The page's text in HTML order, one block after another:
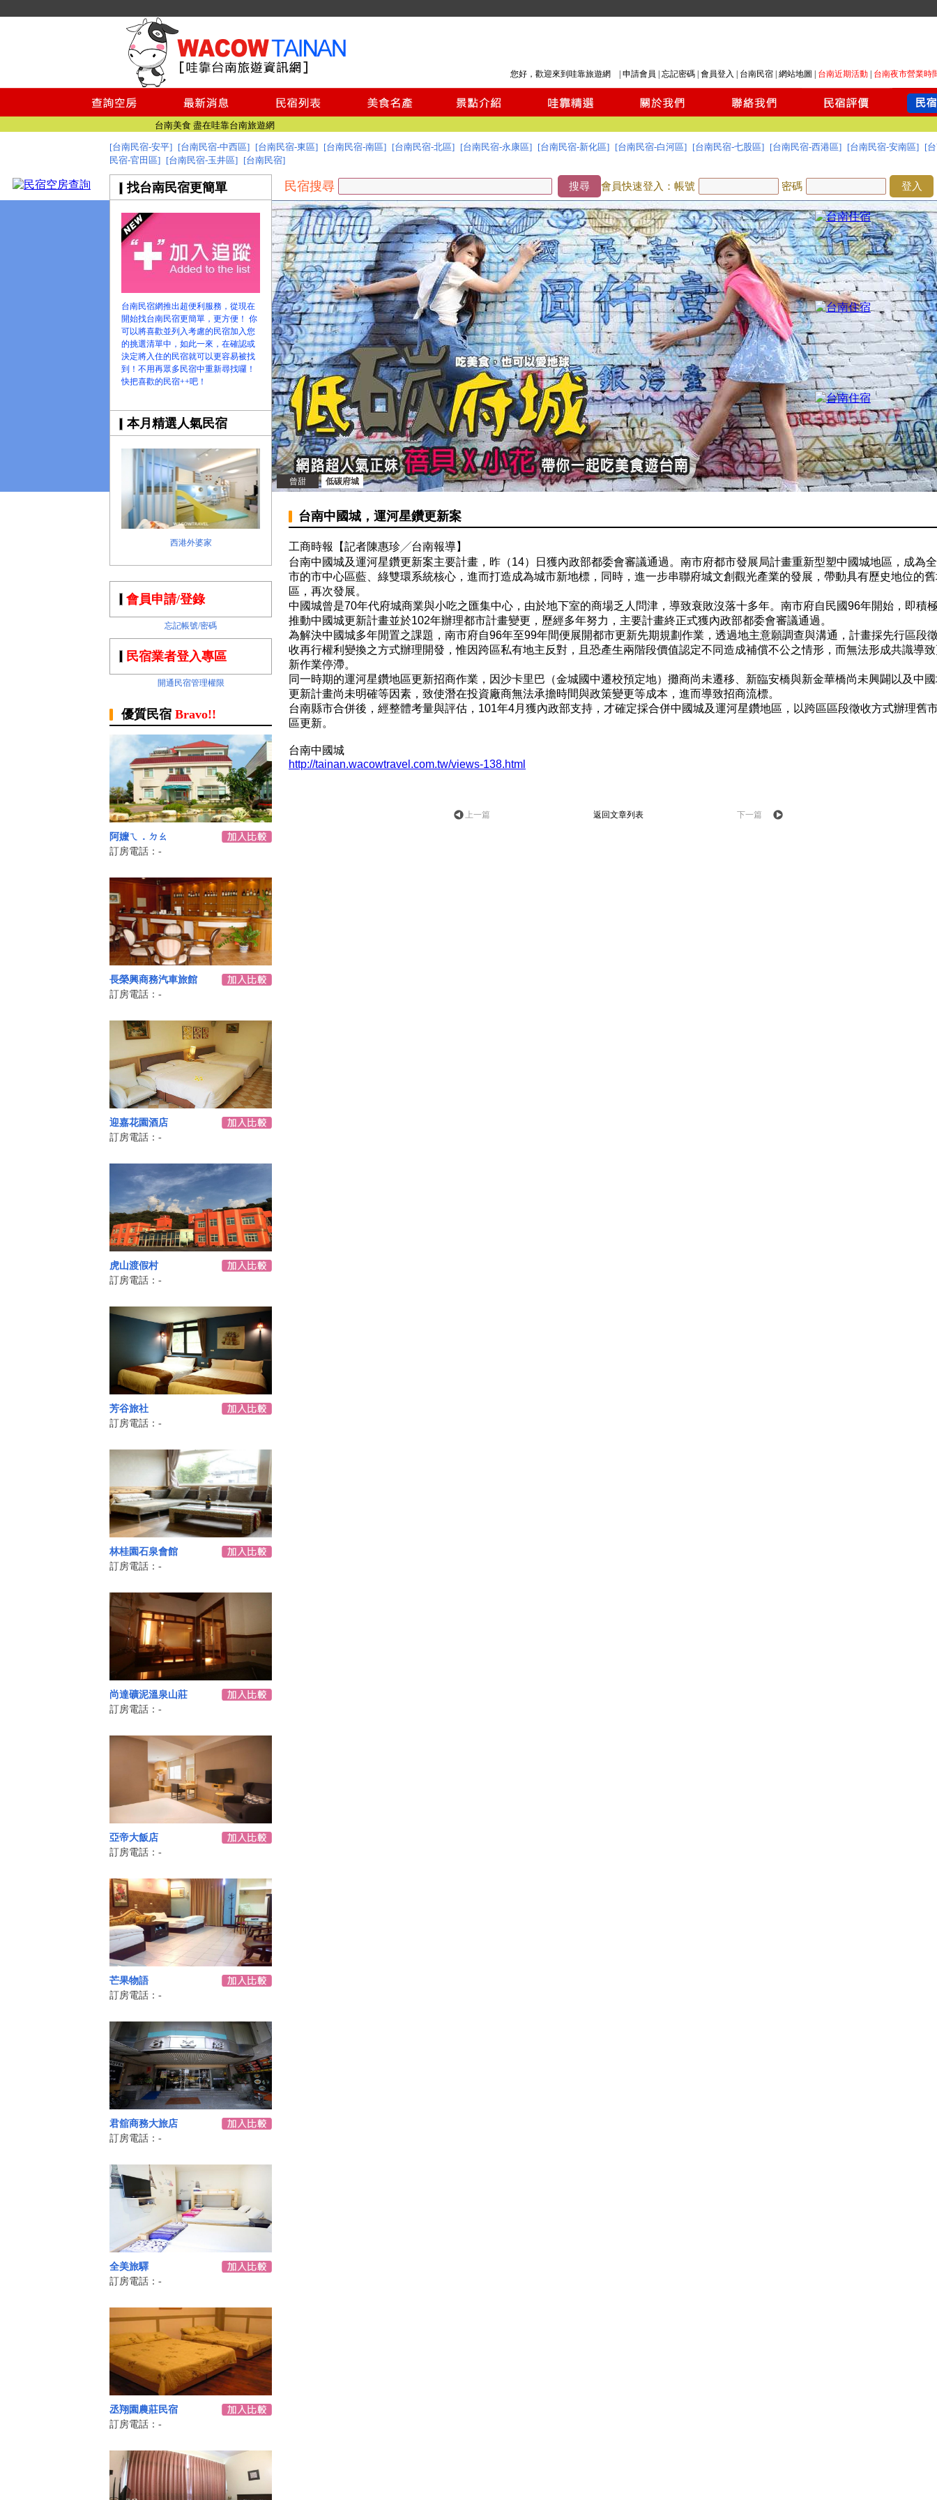
您好，歡迎來到哇靠旅遊網 | 申請會員 忘記密碼 會員登入 台南民宿 網站地圖 台南近期活動 台南夜市營業時
台南民宿
台南美食 盡在哇靠台南旅遊網
找台南民宿 就到哇靠台南民宿旅遊資訊網
台南旅遊網全新登場!
台南民宿
台南美食 盡在哇靠台南旅遊網
找台南民宿 就到哇靠台南民宿旅遊資訊網
台南旅遊網全新登場!
[台南民宿-安平] [台南民宿-中西區] [台南民宿-東區] [台南民宿-南區] [台南民宿-北區] [台南民宿-永康區] [台南民宿-新化區] [台南民宿-白河區] [台南民宿-七股區] [台南民宿-西港區] [台南民宿-安南區] [
民宿-官田區] [台南民宿-玉井區] [台南民宿]
找台南民宿更簡單
台南民宿網推出超便利服務，從現在
開始找台南民宿更簡單，更方便！ 你
可以將喜歡並列入考慮的民宿加入您
的挑選清單中，如此一來，在確認或
決定將入住的民宿就可以更容易被找
到！不用再眾多民宿中重新尋找囉！
快把喜歡的民宿++吧！
本月精選人氣民宿
西港外婆家
曾甜 低碳府城
民宿搜尋 搜尋 會員快速登入：帳號 密碼 登入
會員申請/登錄
忘記帳號/密碼
民宿業者登入專區
開通民宿管理權限
優質民宿 Bravo!!
阿嬤ㄟ．ㄉㄠ
訂房電話：-
長榮興商務汽車旅館
訂房電話：-
迎嘉花園酒店
訂房電話：-
虎山渡假村
訂房電話：-
芳谷旅社
訂房電話：-
林桂園石泉會館
訂房電話：-
尚達礦泥溫泉山莊
訂房電話：-
亞帝大飯店
訂房電話：-
芒果物語
訂房電話：-
君舘商務大旅店
訂房電話：-
全美旅驛
訂房電話：-
丞翔園農莊民宿
訂房電話：-
台南中國城，運河星鑽更新案
工商時報【記者陳惠珍╱台南報導】
台南中國城及運河星鑽更新案主要計畫，昨（14）日獲內政部都委會審議通過。南市府都市發展局計畫重新型塑中國城地區，成為全
市的市中心區藍、綠雙環系統核心，進而打造成為城市新地標，同時，進一步串聯府城文創觀光產業的發展，帶動具有歷史地位的
區，再次發展。
中國城曾是70年代府城商業與小吃之匯集中心，由於地下室的商場乏人問津，導致衰敗沒落十多年。南市府自民國96年開始，即積
推動中國城更新計畫並於102年辦理都市計畫變更，歷經多年努力，主要計畫終正式獲內政部都委會審議通過。
為解決中國城多年閒置之課題，南市府自96年至99年間便展開都市更新先期規劃作業，透過地主意願調查與溝通，計畫採先行區段
收再行權利變換之方式辦理開發，惟因跨區私有地主反對，且恐產生兩階段價值認定不同造成補償不公之情形，而無法形成共識導
新作業停滯。
同一時期的運河星鑽地區更新招商作業，因沙卡里巴（金城國中遷校預定地）攤商尚未遷移、新臨安橋與新金華橋尚未興闢以及中
更新計畫尚未明確等因素，致使潛在投資廠商無法承擔時間與政策變更等成本，進而導致招商流標。
台南縣市合併後，經整體考量與評估，101年4月獲內政部支持，才確定採合併中國城及運河星鑽地區，以跨區區段徵收方式辦理舊
區更新。
台南中國城
http://tainan.wacowtravel.com.tw/views-138.html
上一篇 返回文章列表 下一篇